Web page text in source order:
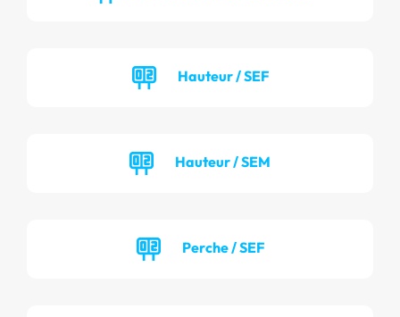
Hauteur / SEF
Hauteur / SEM
Perche / SEF